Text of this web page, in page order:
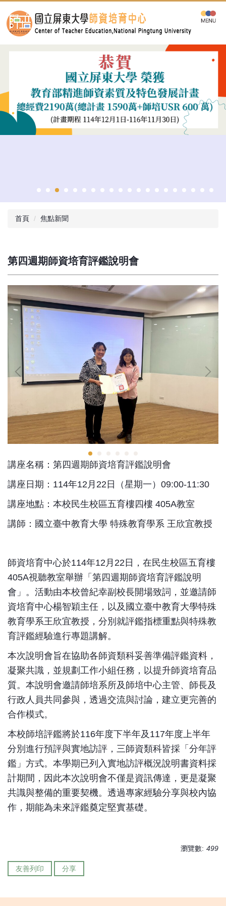
到
主
首頁 焦點新聞
第四週期師資培育評鑑說明會
講座名稱：第四週期師資培育評鑑說明會
講座日期：114年12月22日（星期一）09:00-11:30
講座地點：本校民生校區五育樓四樓 405A教室
講師：國立臺中教育大學 特殊教育學系 王欣宜教授
師資培育中心於114年12月22日，在民生校區五育樓
405A視聽教室舉辦「第四週期師資培育評鑑說明
會」。活動由本校曾紀幸副校長開場致詞，並邀請師
資培育中心楊智穎主任，以及國立臺中教育大學特殊
教育學系王欣宜教授，分別就評鑑指標重點與特殊教
育評鑑經驗進行專題講解。
本次說明會旨在協助各師資類科妥善準備評鑑資料，
凝聚共識，並規劃工作小組任務，以提升師資培育品
質。本說明會邀請師培系所及師培中心主管、師長及
行政人員共同參與，透過交流與討論，建立更完善的
合作模式。
本校師培評鑑將於116年度下半年及117年度上半年
分別進行預評與實地訪評，三師資類科皆採「分年評
鑑」方式。本學期已列入實地訪評概況說明書資料採
計期間，因此本次說明會不僅是資訊傳達，更是凝聚
共識與整備的重要契機。透過專家經驗分享與校內協
作，期能為未來評鑑奠定堅實基礎。
瀏覽數: 499
友善列印 分享